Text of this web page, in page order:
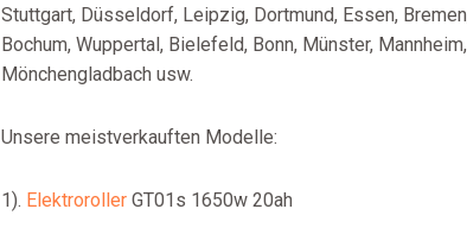
Stuttgart, Düsseldorf, Leipzig, Dortmund, Essen,
Bochum, Wuppertal, Bielefeld, Bonn, Münster,
Mönchengladbach usw.
Unsere meistverkauften Modelle:
1). ElektrorollerGT01s 1650w 20ah